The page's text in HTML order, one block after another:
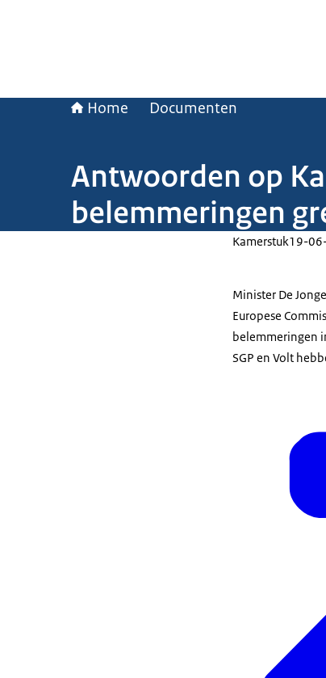
Home Documenten
Antwoorden op
belemmeringen
Kamerstuk19-
Minister De
Europese
belemmeringen
SGP en Volt